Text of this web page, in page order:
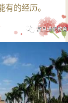
有的经历。